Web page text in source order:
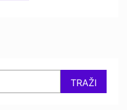
TRAŽI